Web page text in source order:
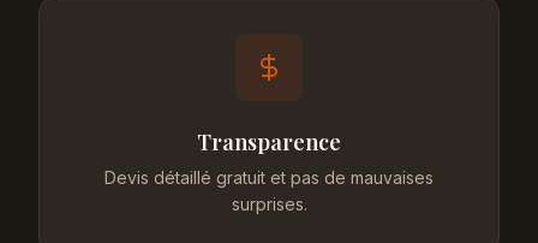
Transparence
Devis détaillé gratuit et pas de mauvaises
surprises.